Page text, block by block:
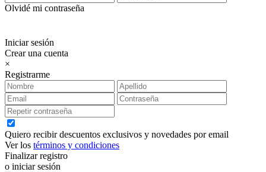
Olvidé mi contraseña
Iniciar sesión
Crear una cuenta
×
Registrarme
Quiero recibir descuentos exclusivos y novedades por email
Ver los términos y condiciones
Finalizar registro
o iniciar sesión